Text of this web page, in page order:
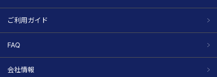
ご利用ガイド
FAQ
会社情報